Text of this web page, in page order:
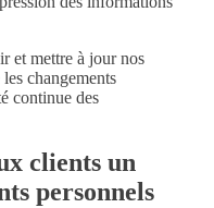
et mettre à jour nos
changements
continue des
clients un
personnels